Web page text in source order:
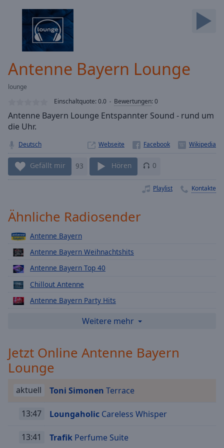
Current
Loaded
Stream
Type LIVE
live,
currently
behind
LIVE
Remaining
1x
Playback
Rate
Descriptions
Subtitles
subtitles
settings,
subtitles
dialog
subtitles
Antenne Bayern Lounge
lounge
Einschaltquote:0.0 Bewertungen:0
Antenne Bayern Lounge Entspannter Sound - rund um
die Uhr.
Deutsch Webseite
Gefällt mir 93 Hören 0
Playlist Kontakte
Ähnliche Radiosender
Antenne Bayern
Antenne Bayern Weihnachtshits
Antenne Bayern Top 40
Chillout Antenne
Antenne Bayern Party Hits
Antenne Bayern 80er Hits
Antenne Bayern Black Music
Antenne Bayern Hits für Kids
Antenne Bayern Schlagersahne
Weitere mehr
Jetzt Online Antenne Bayern
Lounge
aktuell Toni Simonen Terrace
13:47 Loungaholic Careless Whisper
13:41 Trafik Perfume Suite